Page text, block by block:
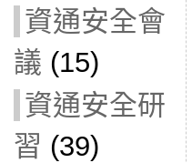
資通安全會
議 (15)
資通安全研
習 (39)